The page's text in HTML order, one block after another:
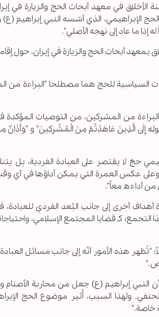
الأخلاق في معهد أبحاث الحج والزيارة في
الإبراهيمي، الذي أسّسه النبي إبراهيم (ع)
ما عاد إلى نهجه الأصلي".
أبحاث الحج والزيارة في إیران، حول
السياسية للحج هما مصطلحا "البراءة من
من المشركين، من التوصيات المؤكدة
إِلَى الَّذِینَ عَاهَدْتُمْ مِنَ الْمُشْرِکِینَ" و "وَأَذَانٌ
حجٌّ لا يقتصر على العبادة الفردية، بل
عكس العمرة التي يمكن أداؤها في أي
أداءه معاً".
أخرى إلى جانب البُعد الفردي للعبادة،
كـ قضايا المجتمع الإسلامي،
"تُظهر هذه الأمور أنّه إلى جانب مسائل
النبي إبراهيم (ع) جعل من محاربة الأصنام
ولهذا السبب، أُثير موضوع الحج
خاصة."